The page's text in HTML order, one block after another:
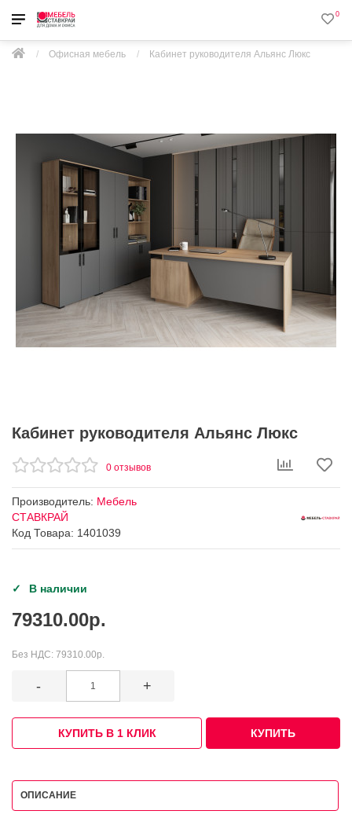
0
Офисная мебель Кабинет руководителя Альянс Люкс
Кабинет руководителя Альянс Люкс
0 отзывов
Производитель: Мебель
СТАВКРАЙ
Код Товара: 1401039
В наличии
79310.00р.
Без НДС: 79310.00р.
- +
КУПИТЬ В 1 КЛИК КУПИТЬ
ОПИСАНИЕ